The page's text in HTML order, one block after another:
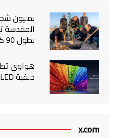
بمليون
المقدسة
بطول 90 كيلومترًا في كربلاء
هواوي
خلفية RGB MiniLED
x.com